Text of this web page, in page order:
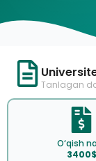
Tanlagan
O‘qish
3400$